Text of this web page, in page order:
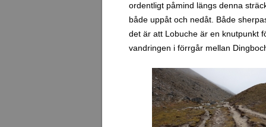
ordentligt påmind längs denna
både uppåt och nedåt. Både
det är att Lobuche är en knutpunkt
vandringen i förrgår mellan